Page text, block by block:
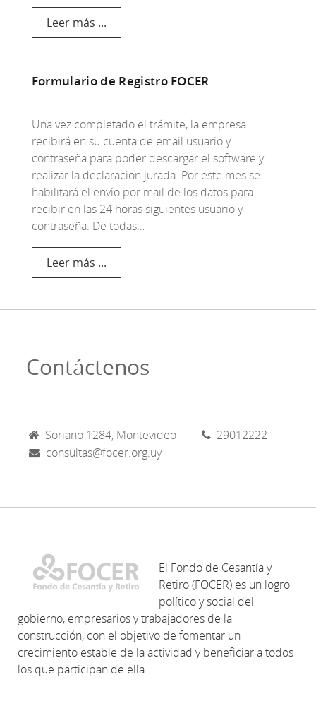
Leer más ...
Formulario de Registro FOCER
Una vez completado el trámite, la empresa
recibirá en su cuenta de email usuario y
contraseña para poder descargar el software y
realizar la declaracion jurada. Por este mes se
habilitará el envío por mail de los datos para
recibir en las 24 horas siguientes usuario y
contraseña. De todas…
Leer más ...
Contáctenos
Soriano 1284, Montevideo
29012222
consultas@focer.org.uy
El Fondo de Cesantía y
Retiro (FOCER) es un logro
político y social del
gobierno, empresarios y trabajadores de la
construcción, con el objetivo de fomentar un
crecimiento estable de la actividad y beneficiar a todos
los que participan de ella.